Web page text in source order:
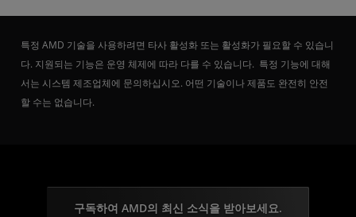
특정 AMD 기술을 사용하려면 타사 활성화 또는 활성화가 필요할 수 있습니
다. 지원되는 기능은 운영 체제에 따라 다를 수 있습니다. 특정 기능에 대해
서는 시스템 제조업체에 문의하십시오. 어떤 기술이나 제품도 완전히 안전
할 수는 없습니다.
구독하여 AMD의 최신 소식을 받아보세요.